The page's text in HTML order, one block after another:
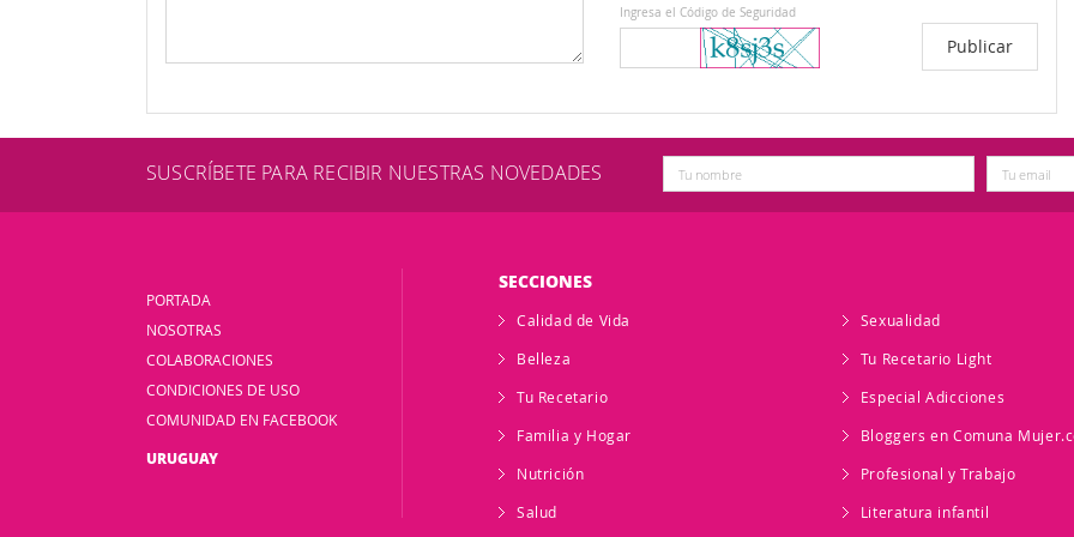
Ingresa el Código de Seguridad
SUSCRÍBETE PARA RECIBIR NUESTRAS NOVEDADES
PORTADA
NOSOTRAS
COLABORACIONES
CONDICIONES DE USO
COMUNIDAD EN FACEBOOK
URUGUAY
SECCIONES
Calidad de Vida
Belleza
Tu Recetario
Familia y Hogar
Nutrición
Salud
Sexualidad
Tu Recetario Light
Especial Adicciones
Bloggers en Comuna
Profesional y Trabajo
Literatura infantil